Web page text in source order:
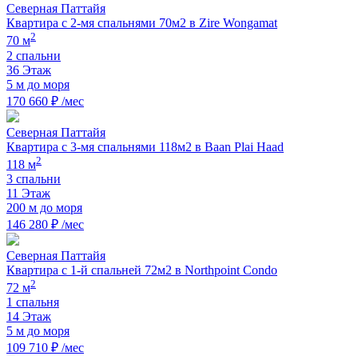
Северная Паттайя
Квартира с 2-мя спальнями 70м2 в Zire Wongamat
70 м2
2 спальни
36 Этаж
5 м до моря
170 660 ₽ /мес
Северная Паттайя
Квартира с 3-мя спальнями 118м2 в Baan Plai Haad
118 м2
3 спальни
11 Этаж
200 м до моря
146 280 ₽ /мес
Северная Паттайя
Квартира с 1-й спальней 72м2 в Northpoint Condo
72 м2
1 спальня
14 Этаж
5 м до моря
109 710 ₽ /мес